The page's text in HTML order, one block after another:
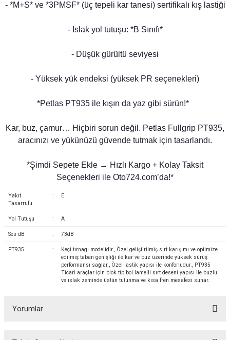
- *M+S* ve *3PMSF* (üç tepeli kar tanesi) sertifikalı kış lastiği
- Islak yol tutuşu: *B Sınıfı*
- Düşük gürültü seviyesi
- Yüksek yük endeksi (yüksek PR seçenekleri)
*Petlas PT935 ile kışın da yaz gibi sürün!*
Kar, buz, çamur… Hiçbiri sorun değil. Petlas Fullgrip PT935,
aracınızı ve yükünüzü güvende tutmak için tasarlandı.
*Şimdi Sepete Ekle → Hızlı Kargo + Kolay Taksit
Seçenekleri ile Oto724.com’da!*
Yakıt
Tasarrufu
: E
Yol Tutuşu : A
Ses dB : 73dB
PT935 :
Keçi tırnagı modelidir., Özel geliştirilmiş sırt karışımı ve optimize
edilmiş taban genişliği ile kar ve buz üzerinde yüksek sürüş
performansı sağlar., Özel lastik yapısı ile konforludur., PT935
Ticari araçlar için blok tip bol lamelli sırt deseni yapısı ile buzlu
ve ıslak zeminde üstün tutunma ve kısa fren mesafesi sunar.
Yorumlar